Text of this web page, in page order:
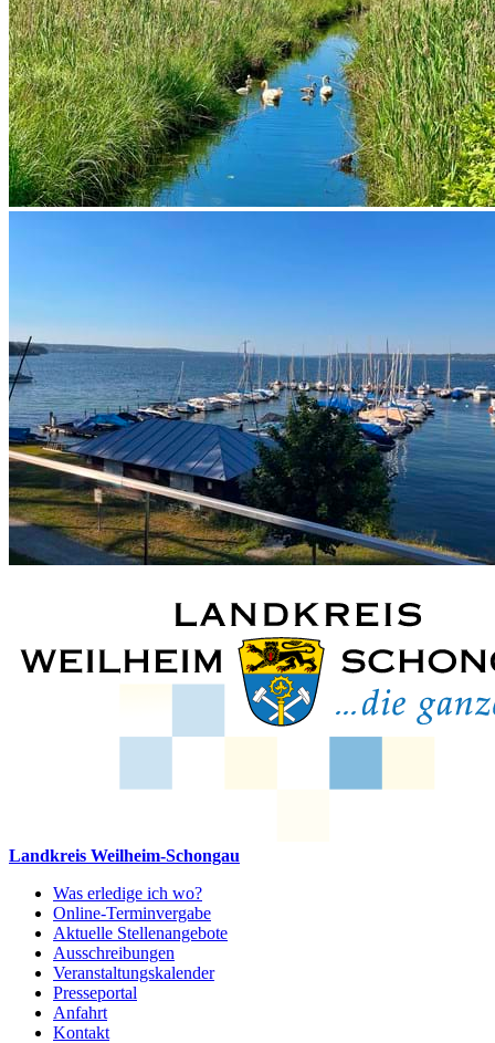
Landkreis Weilheim-Schongau
Was erledige ich wo?
Online-Terminvergabe
Aktuelle Stellenangebote
Ausschreibungen
Veranstaltungskalender
Presseportal
Anfahrt
Kontakt